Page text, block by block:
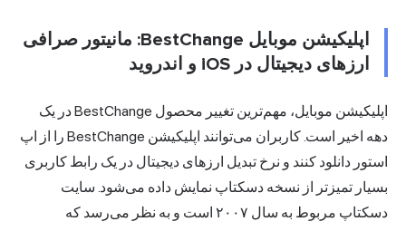
اپلیکیشن موبایل BestChange: مانیتور صرافی
ارزهای دیجیتال در iOS و اندروید
اپلیکیشن موبایل، مهم‌ترین تغییر محصول BestChange در یک
دهه اخیر است. کاربران می‌توانند اپلیکیشن BestChange را از اپ
استور دانلود کنند و نرخ تبدیل ارزهای دیجیتال در یک رابط کاربری
بسیار تمیزتر از نسخه دسکتاپ نمایش داده می‌شود. سایت
دسکتاپ مربوط به سال ۲۰۰۷ است و به نظر می‌رسد که